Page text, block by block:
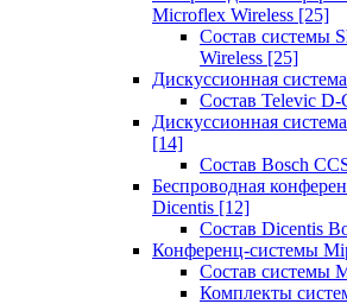
Microflex Wireless [25]
Состав системы
Wireless [25]
Дискуссионная
Состав Televic D-
Дискуссионная
[14]
Состав Bosch
Беспроводная
Dicentis [12]
Состав Dicentis
Конференц-системы
Состав системы
Комплекты